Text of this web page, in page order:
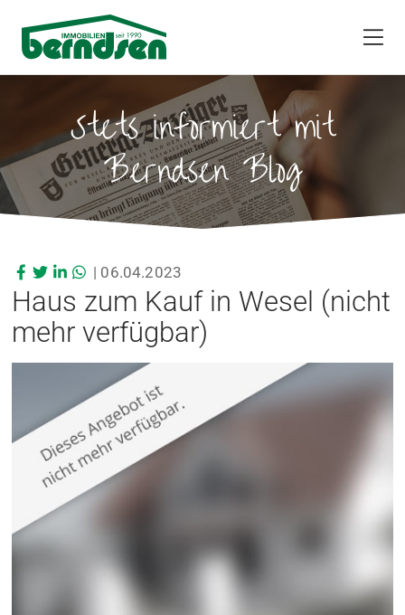
Stets informiert mit
Berndsen Blog
| 06.04.2023
Haus zum Kauf in Wesel (nicht
mehr verfügbar)